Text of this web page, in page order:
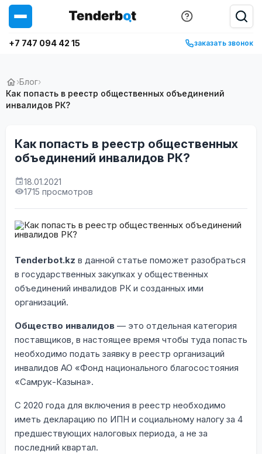
+7 747 094 42 15 заказать звонок
›Блог›
Как попасть в реестр общественных объединений
инвалидов РК?
Как попасть в реестр общественных
объединений инвалидов РК?
18.01.2021
1715 просмотров
Tenderbot.kz в данной статье поможет разобраться
в государственных закупках у общественных
объединений инвалидов РК и созданных ими
организаций.
Общество инвалидов — это отдельная категория
поставщиков, в настоящее время чтобы туда попасть
необходимо подать заявку в реестр организаций
инвалидов АО «Фонд национального благосостояния
«Самрук-Казына».
С 2020 года для включения в реестр необходимо
иметь декларацию по ИПН и социальному налогу за 4
предшествующих налоговых периода, а не за
последний квартал.